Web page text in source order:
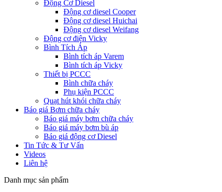
Động Cơ Diesel
Động cơ diesel Cooper
Động cơ diesel Huichai
Động cơ diesel Weifang
Động cơ điện Vicky
Bình Tích Áp
Bình tích áp Varem
Bình tích áp Vicky
Thiết bị PCCC
Bình chữa cháy
Phụ kiện PCCC
Quạt hút khói chữa cháy
Báo giá Bơm chữa cháy
Báo giá máy bơm chữa cháy
Báo giá máy bơm bù áp
Báo giá động cơ Diesel
Tin Tức & Tư Vấn
Videos
Liên hệ
Danh mục sản phẩm